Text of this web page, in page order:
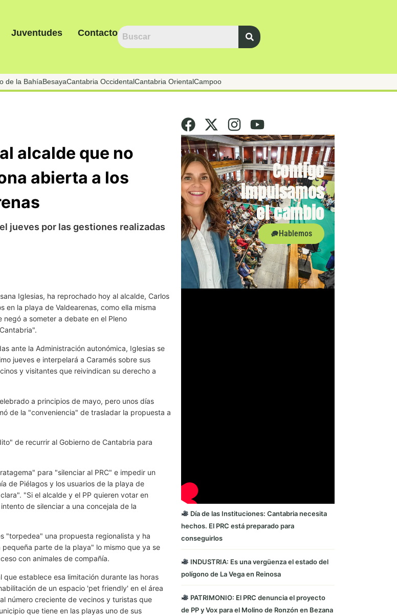
Juventudes Contacto
de la BahíaBesayaCantabria OccidentalCantabria OrientalCampoo
alcalde que no
abierta a los
jueves por las gestiones realizadas
Iglesias, ha reprochado hoy al alcalde, Carlos
en la playa de Valdearenas, como ella misma
a someter a debate en el Pleno
ante la Administración autonómica, Iglesias se
jueves e interpelará a Caramés sobre sus
y visitantes que reivindican su derecho a
a principios de mayo, pero unos días
de la "conveniencia" de trasladar la propuesta a
de recurrir al Gobierno de Cantabria para
para "silenciar al PRC" e impedir un
de Piélagos y los usuarios de la playa de
"Si el alcalde y el PP quieren votar en
de silenciar a una concejala de la
"torpedea" una propuesta regionalista y ha
parte de la playa" lo mismo que ya se
con animales de compañía.
establece esa limitación durante las horas
de un espacio 'pet friendly' en el área
número creciente de vecinos y turistas que
que tiene en las playas uno de sus
Contigo
impulsamos
el cambio
Hablemos
Día de las Instituciones: Cantabria necesita
hechos. El PRC está preparado para
conseguirlos
INDUSTRIA: Es una vergüenza el estado del
polígono de La Vega en Reinosa
PATRIMONIO: El PRC denuncia el proyecto
de PP y Vox para el Molino de Ronzón en Bezana